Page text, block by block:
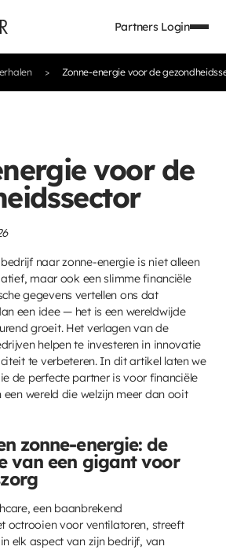
Partners Login
Zonne-energie voor de
voor de
naar zonne-energie is niet alleen
maar ook een slimme financiële
gegevens vertellen ons dat
een idee — het is een wereldwijde
groeit. Het verlagen van de
helpen te investeren in innovatie
te verbeteren. In dit artikel laten we
de perfecte partner is voor financiële
wereld die welzijn meer dan ooit
zonne-energie: de
van een gigant voor
een baanbrekend
octrooien voor ventilatoren, streeft
elk aspect van zijn bedrijf, van